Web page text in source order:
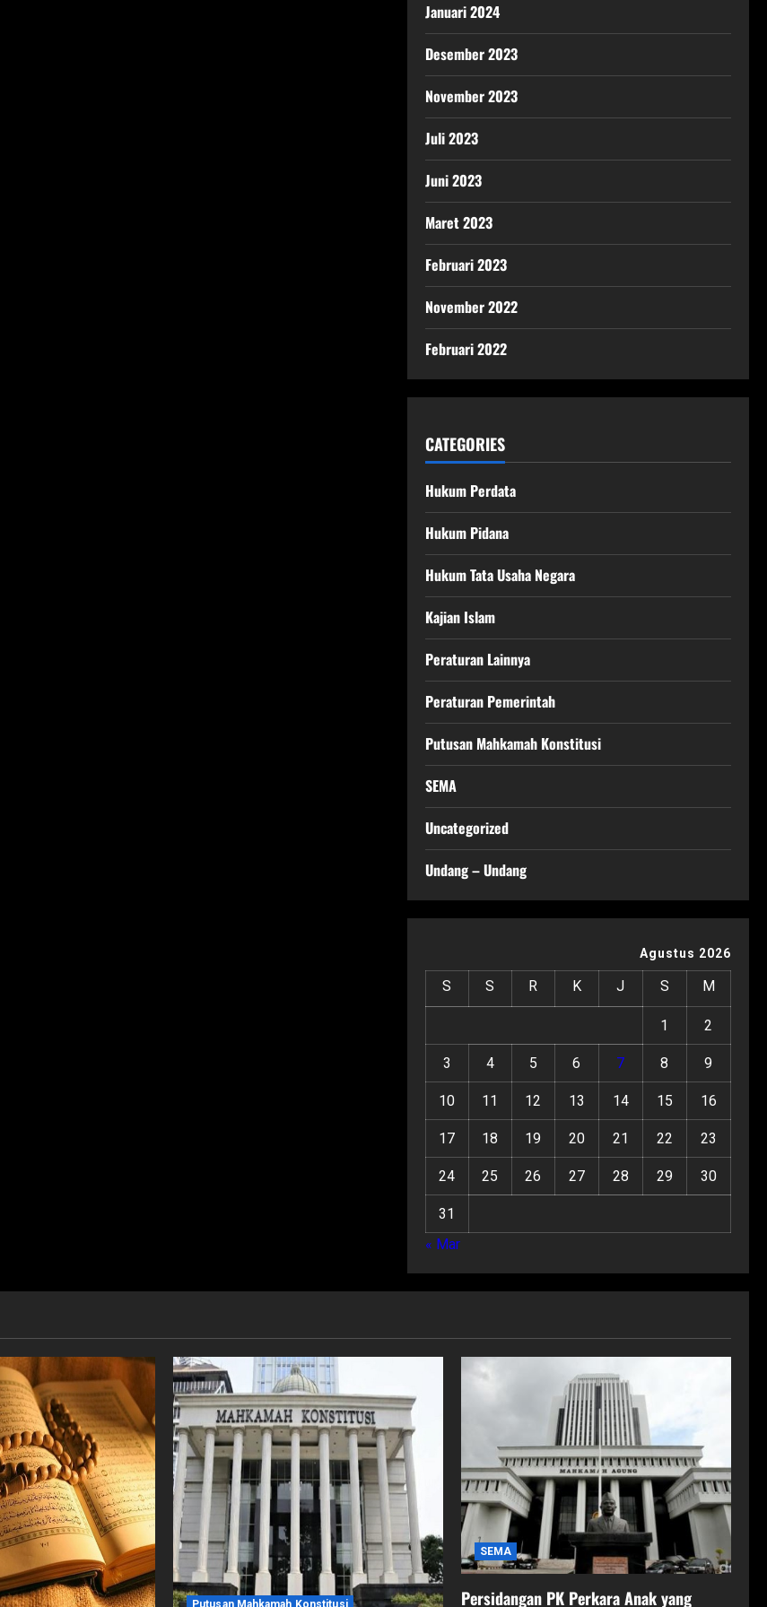
Januari 2024
Desember 2023
November 2023
Juli 2023
Juni 2023
Maret 2023
Februari 2023
November 2022
Februari 2022
CATEGORIES
Hukum Perdata
Hukum Pidana
Hukum Tata Usaha Negara
Kajian Islam
Peraturan Lainnya
Peraturan Pemerintah
Putusan Mahkamah Konstitusi
SEMA
Uncategorized
Undang – Undang
Agustus 2026
S S R K J S M
1 2
3 4 5 6 7 8 9
10 11 12 13 14 15 16
17 18 19 20 21 22 23
24 25 26 27 28 29 30
31
« Mar
Putusan Mahkamah Konstitusi
SEMA
Persidangan PK Perkara Anak yang